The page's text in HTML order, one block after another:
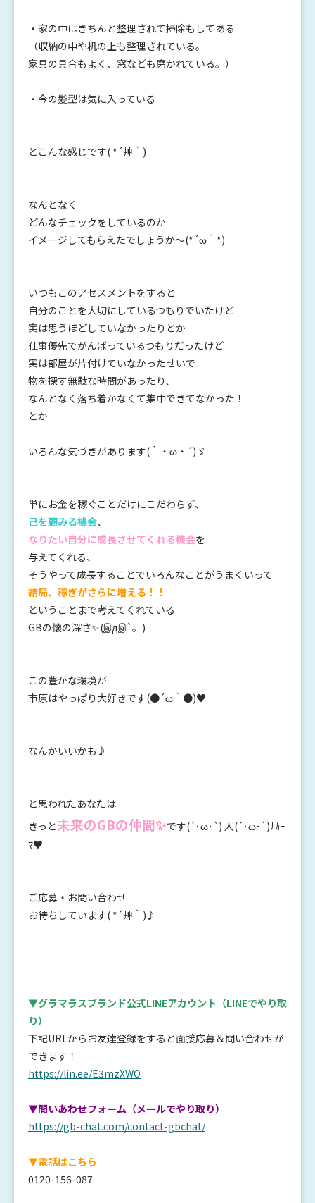
・家の中はきちんと整理されて掃除もしてある
（収納の中や机の上も整理されている。
家具の具合もよく、窓なども磨かれている。）
・今の髪型は気に入っている
とこんな感じです( *´艸｀)
なんとなく
どんなチェックをしているのか
イメージしてもらえたでしょうか～(*´ω｀*)
いつもこのアセスメントをすると
自分のことを大切にしているつもりでいたけど
実は思うほどしていなかったりとか
仕事優先でがんばっているつもりだったけど
実は部屋が片付けていなかったせいで
物を探す無駄な時間があったり、
なんとなく落ち着かなくて集中できてなかった！
とか
いろんな気づきがあります(｀・ω・´)ゞ
単にお金を稼ぐことだけにこだわらず、
己を顧みる機会、
なりたい自分に成長させてくれる機会を
与えてくれる、
そうやって成長することでいろんなことがうまくいって
結局、稼ぎがさらに増える！！
ということまで考えてくれている
GBの懐の深さ✨(இдஇ`。 )
この豊かな環境が
市原はやっぱり大好きです(●´ω｀●)♥
なんかいいかも♪
と思われたあなたは
きっと未来のGBの仲間✨です(´･ω･`) 人(´･ω･`)ﾅｶｰ
ﾏ♥
ご応募・お問い合わせ
お待ちしています( *´艸｀)♪
▼グラマラスブランド公式LINEアカウント （LINEでやり取
り）
下記URLからお友達登録をすると面接応募＆問い合わせが
できます！
https://lin.ee/E3mzXWO
▼問いあわせフォーム（メールでやり取り）
https://gb-chat.com/contact-gbchat/
▼電話はこちら
0120-156-087